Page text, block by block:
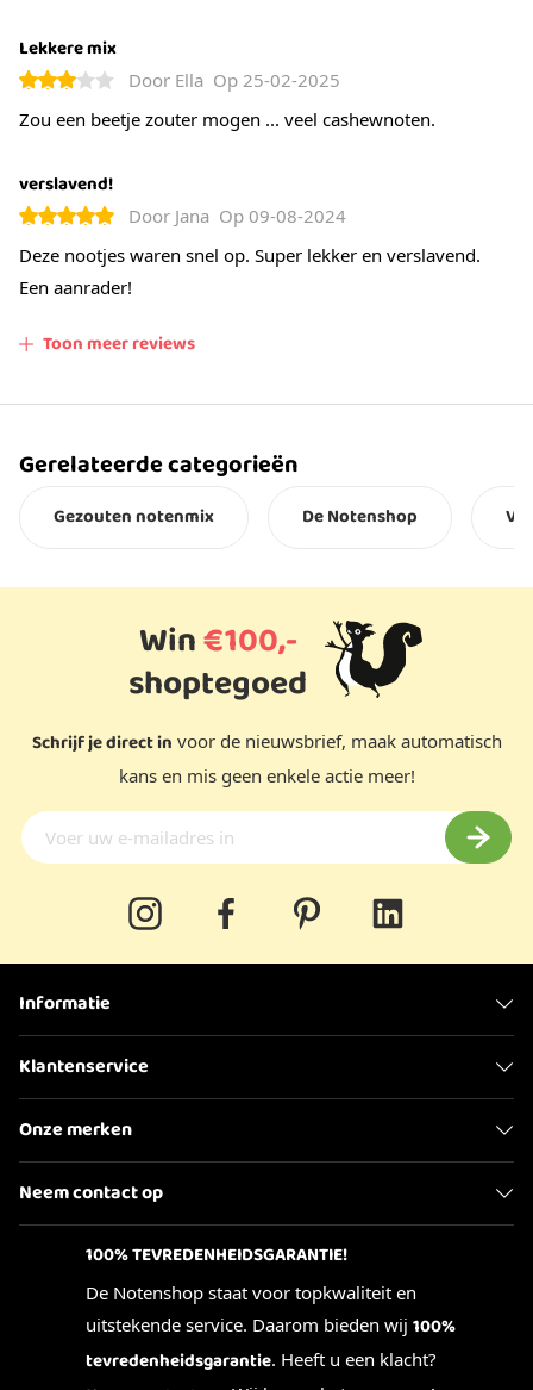
Lekkere mix
Door Ella Op 25-02-2025
Zou een beetje zouter mogen ... veel cashewnoten.
verslavend!
Door Jana Op 09-08-2024
Deze nootjes waren snel op. Super lekker en verslavend.
Een aanrader!
Toon meer reviews
Gerelateerde categorieën
Gezouten notenmix De Notenshop
Win€100,-
shoptegoed
Schrijf je direct in voor de nieuwsbrief, maak automatisch
kans en mis geen enkele actie meer!
Informatie
Klantenservice
Onze merken
Neem contact op
100% TEVREDENHEIDSGARANTIE!
De Notenshop staat voor topkwaliteit en
uitstekende service. Daarom bieden wij 100%
tevredenheidsgarantie. Heeft u een klacht?